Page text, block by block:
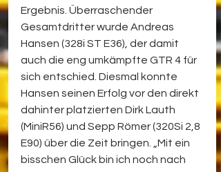
Ergebnis. Überraschender
Gesamtdritter wurde Andreas
Hansen (328i ST E36), der damit
auch die eng umkämpfte GTR 4 für
sich entschied. Diesmal konnte
Hansen seinen Erfolg vor den direkt
dahinter platzierten Dirk Lauth
(MiniR56) und Sepp Römer (320Si 2,8
E90) über die Zeit bringen. „Mit ein
bisschen Glück bin ich noch nach